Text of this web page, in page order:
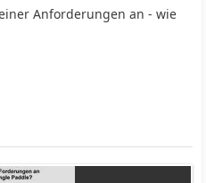
Anforderungen an - wie